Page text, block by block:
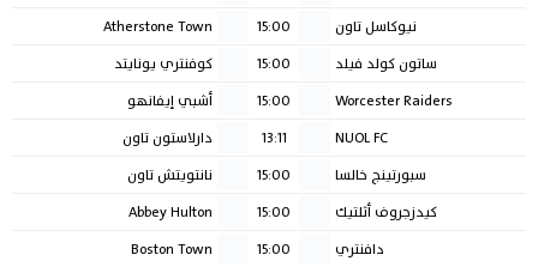
نيوكاسل تاون
15:00
Atherstone Town
ساتون كولد فيلد
15:00
كوفنتري يونايتد
Worcester Raiders
15:00
أشبي إيفانهو
NUOL FC
13:11
دارلاستون تاون
سبورتينج خالسا
15:00
نانتويتش تاون
كيدزجروف أثلتيك
15:00
Abbey Hulton
دافنتري
15:00
Boston Town